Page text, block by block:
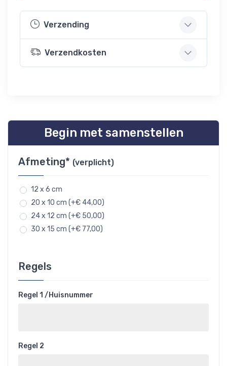
Verzending
Verzendkosten
Begin met samenstellen
Afmeting* (verplicht)
12 x 6 cm
20 x 10 cm (+€ 44,00)
24 x 12 cm (+€ 50,00)
30 x 15 cm (+€ 77,00)
Regels
Regel 1 /Huisnummer
Regel 2